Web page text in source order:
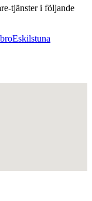
-tjänster i följande
Eskilstuna